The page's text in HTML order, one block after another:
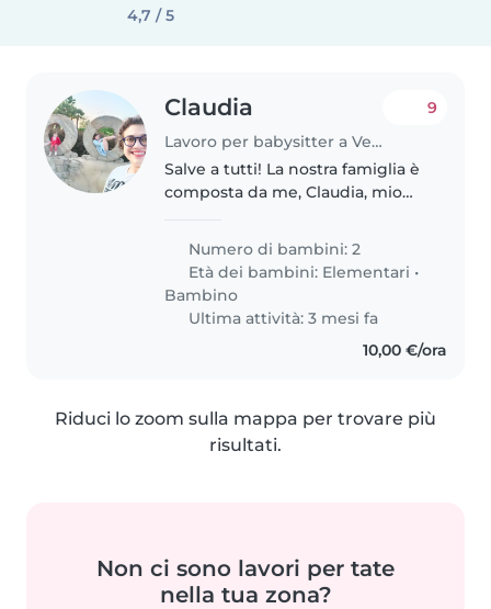
4,7 / 5
Claudia
Lavoro per babysitter a Venaria Reale
9
Salve a tutti! La nostra famiglia è
composta da me, Claudia, mio
bambine Stella ed Aurora. Siamo
in fase di riorganizzazione della
nostra vita a seguito..
Numero di bambini: 2
Età dei bambini: Elementari •
Bambino
Ultima attività: 3 mesi fa
10,00 €/ora
Riduci lo zoom sulla mappa per trovare più
risultati.
Non ci sono lavori per tate
nella tua zona?